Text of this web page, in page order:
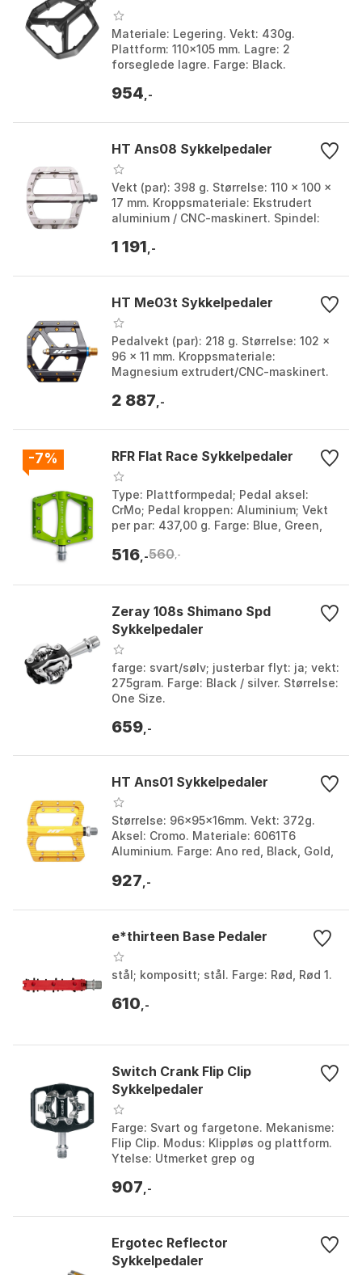
Materiale: Legering. Vekt: 430g.
Plattform: 110x105 mm. Lagre: 2
forseglede lagre. Farge: Black.
954 ,-
HT Ans08 Sykkelpedaler
Vekt (par): 398 g. Størrelse: 110 x 100 x
17 mm. Kroppsmateriale: Ekstrudert
aluminium / CNC-maskinert. Spindel:
Marine blue, ...
1 191 ,-
HT Me03t Sykkelpedaler
Pedalvekt (par): 218 g. Størrelse: 102 x
96 x 11 mm. Kroppsmateriale:
Magnesium extrudert/CNC-maskinert.
Black, Red. Størr...
2 887 ,-
-7% RFR Flat Race Sykkelpedaler
Type: Plattformpedal; Pedal aksel:
CrMo; Pedal kroppen: Aluminium; Vekt
per par: 437,00 g. Farge: Blue, Green,
516 ,-560,-
Zeray 108s Shimano Spd
Sykkelpedaler
farge: svart/sølv; justerbar flyt: ja; vekt:
275gram. Farge: Black / silver. Størrelse:
One Size.
659 ,-
HT Ans01 Sykkelpedaler
Størrelse: 96x95x16mm. Vekt: 372g.
Aksel: Cromo. Materiale: 6061T6
Aluminium. Farge: Ano red, Black, Gold,
927 ,-
e*thirteen Base Pedaler
stål; kompositt; stål. Farge: Rød, Rød 1.
610 ,-
Switch Crank Flip Clip
Sykkelpedaler
Farge: Svart og fargetone. Mekanisme:
Flip Clip. Modus: Klippløs og plattform.
Ytelse: Utmerket grep og
One Size.
907 ,-
Ergotec Reflector
Sykkelpedaler